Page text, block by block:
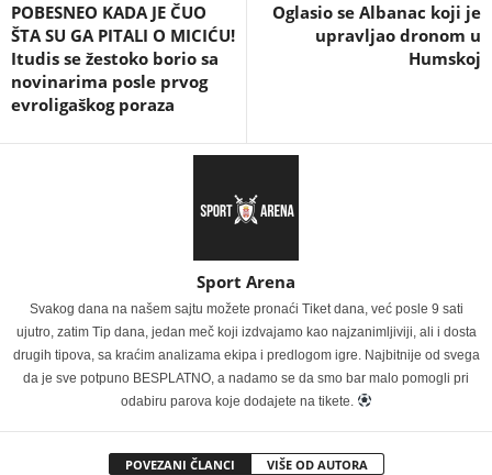
POBESNEO KADA JE ČUO
ŠTA SU GA PITALI O MICIĆU!
Itudis se žestoko borio sa
novinarima posle prvog
evroligaškog poraza
Oglasio se Albanac koji je
upravljao dronom u
Humskoj
Sport Arena
Svakog dana na našem sajtu možete pronaći Tiket dana, već posle 9 sati
ujutro, zatim Tip dana, jedan meč koji izdvajamo kao najzanimljiviji, ali i dosta
drugih tipova, sa kraćim analizama ekipa i predlogom igre. Najbitnije od svega
da je sve potpuno BESPLATNO, a nadamo se da smo bar malo pomogli pri
odabiru parova koje dodajete na tikete.
POVEZANI ČLANCI VIŠE OD AUTORA